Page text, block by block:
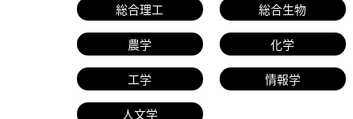
総合理工 総合生物
農学 化学
工学 情報学
人文学